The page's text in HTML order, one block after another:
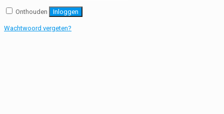
Onthouden Inloggen
Wachtwoord vergeten?